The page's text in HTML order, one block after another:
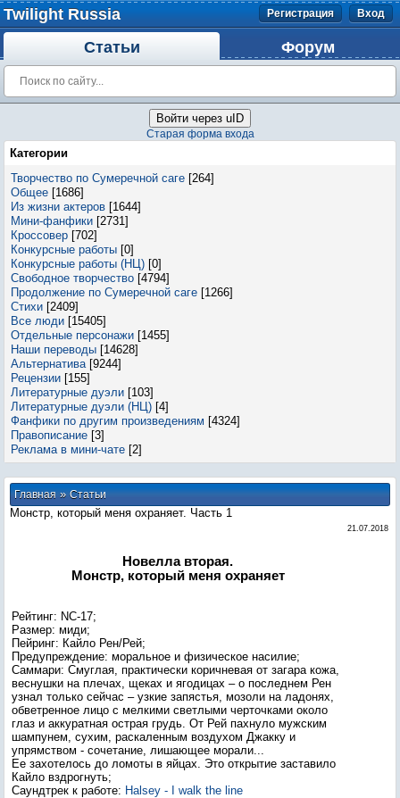
Twilight Russia Регистрация Вход
Статьи Форум
Войти через uID
Старая форма входа
Категории
Творчество по Сумеречной саге [264]
Общее [1686]
Из жизни актеров [1644]
Мини-фанфики [2731]
Кроссовер [702]
Конкурсные работы [0]
Конкурсные работы (НЦ) [0]
Свободное творчество [4794]
Продолжение по Сумеречной саге [1266]
Стихи [2409]
Все люди [15405]
Отдельные персонажи [1455]
Наши переводы [14628]
Альтернатива [9244]
Рецензии [155]
Литературные дуэли [103]
Литературные дуэли (НЦ) [4]
Фанфики по другим произведениям [4324]
Правописание [3]
Реклама в мини-чате [2]
Главная»Статьи
Монстр, который меня охраняет. Часть 1
21.07.2018
Новелла вторая.
Монстр, который меня охраняет
Рейтинг: NC-17;
Размер: миди;
Пейринг: Кайло Рен/Рей;
Предупреждение: моральное и физическое насилие;
Саммари: Смуглая, практически коричневая от загара кожа,
веснушки на плечах, щеках и ягодицах – о последнем Рен
узнал только сейчас – узкие запястья, мозоли на ладонях,
обветренное лицо с мелкими светлыми черточками около
глаз и аккуратная острая грудь. От Рей пахнуло мужским
шампунем, сухим, раскаленным воздухом Джакку и
упрямством - сочетание, лишающее морали...
Ее захотелось до ломоты в яйцах. Это открытие заставило
Кайло вздрогнуть;
Саундтрек к работе: Halsey - I walk the line